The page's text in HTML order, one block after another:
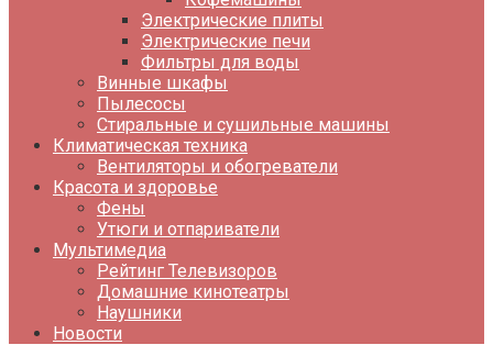
Электрические плиты
Электрические печи
Фильтры для воды
Винные шкафы
Пылесосы
Стиральные и сушильные машины
Климатическая техника
Вентиляторы и обогреватели
Красота и здоровье
Фены
Утюги и отпариватели
Мультимедиа
Рейтинг Телевизоров
Домашние кинотеатры
Наушники
Новости